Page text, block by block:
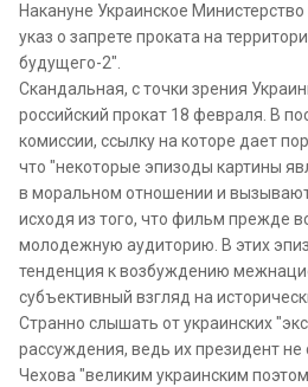
Накануне Украинское
указ о запрете проката на
будущего-2".
Скандальная, с точки зрения
российский прокат 18 февраля. В
комиссии, ссылку на которе дает
что "некоторые эпизоды картины
в моральном отношении и
исходя из того, что фильм прежде
молодежную аудиторию. В этих
тенденция к возбуждению
субъективный взгляд на
Странно слышать от украинских
рассуждения, ведь их президент
Чехова "великим украинским